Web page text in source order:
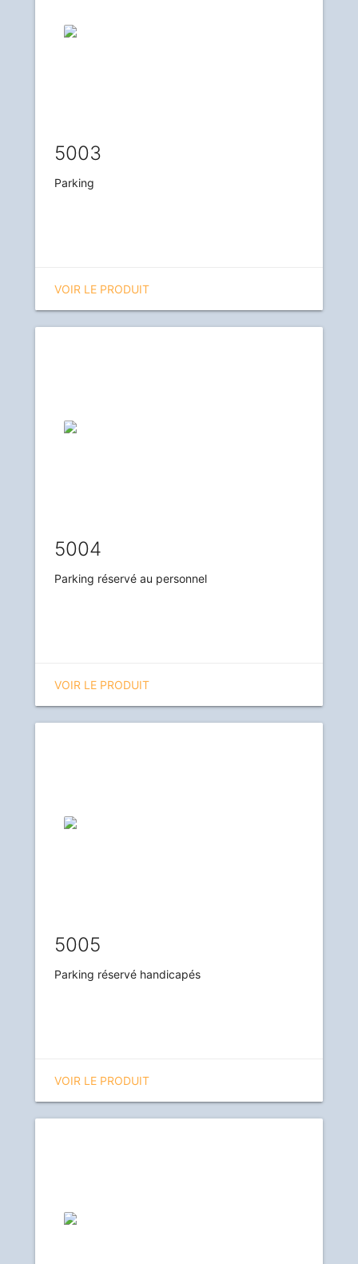
5003
Parking
VOIR LE PRODUIT
5004
Parking réservé au personnel
VOIR LE PRODUIT
5005
Parking réservé handicapés
VOIR LE PRODUIT